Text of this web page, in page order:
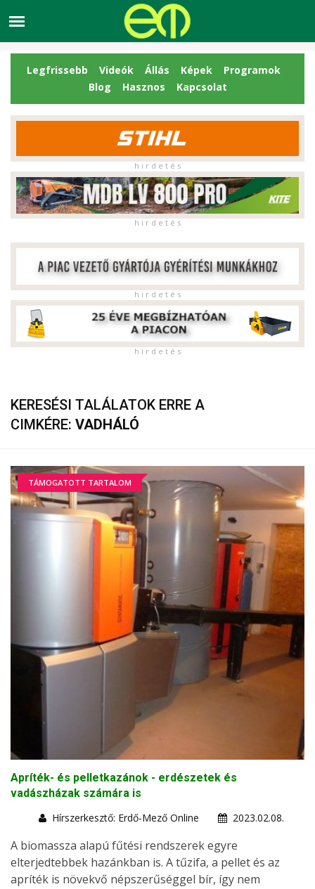
Legfrissebb Videók Állás Képek
Programok
Blog
Hasznos Kapcsolat
h i r d e t é s
h i r d e t é s
h i r d e t é s
h i r d e t é s
KERESÉSI TALÁLATOK ERRE A
CIMKÉRE: VADHÁLÓ
TÁMOGATOTT TARTALOM
Apríték- és pelletkazánok - erdészetek és
vadászházak számára is
Hírszerkesztő: Erdő-Mező Online
2023.02.08.
A biomassza alapú fűtési rendszerek egyre
elterjedtebbek hazánkban is. A tűzifa, a pellet és az
apríték is növekvő népszerűséggel bír, így nem